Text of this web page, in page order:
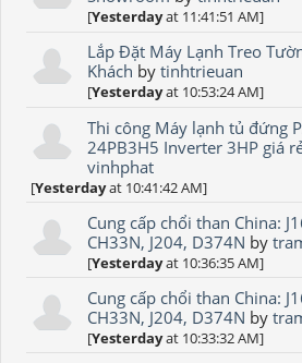
[Yesterdayat 11:41:51 AM]
Lắp Đặt Máy Lạnh Treo
Khách bytinhtrieuan
[Yesterdayat 10:53:24 AM]
Thi công Máy lạnh tủ đứng
24PB3H5 Inverter 3HP giá
vinhphat
[Yesterdayat 10:41:42 AM]
Cung cấp chổi than China:
CH33N, J204, D374N by
[Yesterdayat 10:36:35 AM]
Cung cấp chổi than China:
CH33N, J204, D374N by
[Yesterdayat 10:33:32 AM]